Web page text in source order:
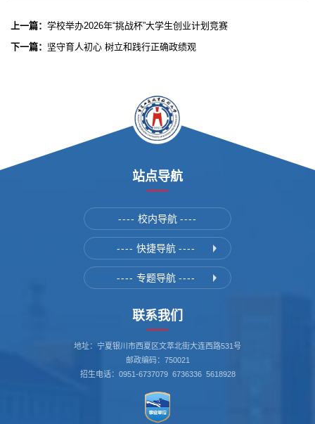
上一篇： 学校举办2026年“挑战杯”大学生创业计划竞赛
下一篇： 坚守育人初心 树立和践行正确政绩观
站点导航
---- 校内导航 ----
---- 快捷导航 ----
---- 专题导航 ----
联系我们
地址：宁夏银川市西夏区文萃北街大连西路531号
邮政编码：750021
招生电话：0951-6737079 6736336 5618928